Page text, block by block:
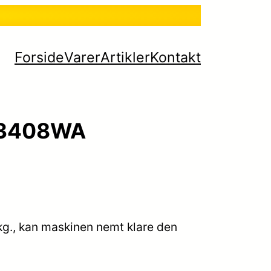
ForsideVarerArtiklerKontakt
kan maskinen nemt klare den